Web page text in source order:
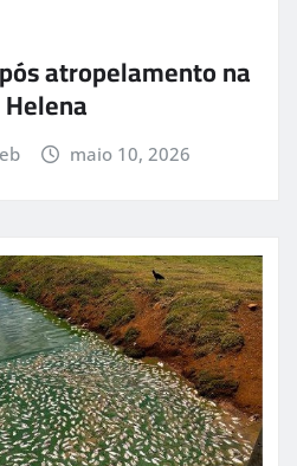
atropelamento na
maio 10, 2026